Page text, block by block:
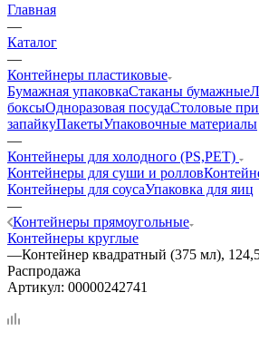
Главная
—
Каталог
—
Контейнеры пластиковые
Бумажная упаковкаСтаканы бумажные
боксыОдноразовая посудаСтоловые
запайкуПакетыУпаковочные материалы
—
Контейнеры для холодного (PS,PET)
Контейнеры для суши и роллов
Контейнеры для соусаУпаковка для яиц
—
Контейнеры прямоугольные
Контейнеры круглые
—Контейнер квадратный (375 мл),
Распродажа
Артикул: 00000242741